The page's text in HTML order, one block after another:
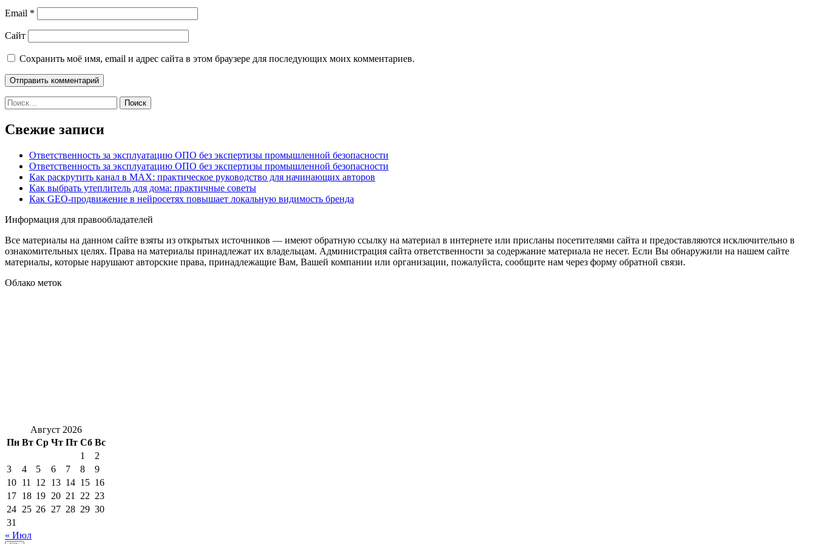
Email *
Сайт
Сохранить моё имя, email и адрес сайта в этом браузере для последующих моих комментариев.
Найти:
Свежие записи
Ответственность за эксплуатацию ОПО без экспертизы промышленной безопасности
Ответственность за эксплуатацию ОПО без экспертизы промышленной безопасности
Как раскрутить канал в MAX: практическое руководство для начинающих авторов
Как выбрать утеплитель для дома: практичные советы
Как GEO‑продвижение в нейросетях повышает локальную видимость бренда
Информация для правообладателей
Все материалы на данном сайте взяты из открытых источников — имеют обратную ссылку на материал в интернете или присланы посетителями сайта и предоставляются исключительно в
ознакомительных целях. Права на материалы принадлежат их владельцам. Администрация сайта ответственности за содержание материала не несет. Если Вы обнаружили на нашем сайте
материалы, которые нарушают авторские права, принадлежащие Вам, Вашей компании или организации, пожалуйста, сообщите нам через форму обратной связи.
Облако меток
Август 2026
Пн Вт Ср Чт Пт Сб Вс
1
2
3
4 5 6 7 8
9
10 11 12 13 14 15 16
17 18 19 20 21 22 23
24 25 26 27 28 29 30
31
« Июл